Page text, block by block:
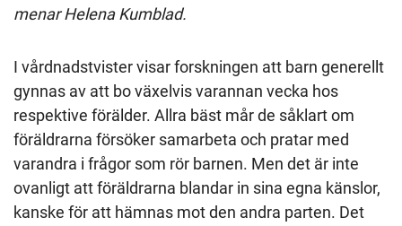
menar Helena Kumblad.
I vårdnadstvister visar forskningen att barn generellt
gynnas av att bo växelvis varannan vecka hos
respektive förälder. Allra bäst mår de såklart om
föräldrarna försöker samarbeta och pratar med
varandra i frågor som rör barnen. Men det är inte
ovanligt att föräldrarna blandar in sina egna känslor,
kanske för att hämnas mot den andra parten. Det